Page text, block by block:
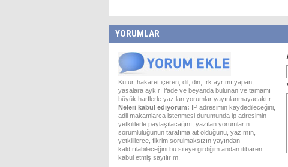
YORUMLAR
Küfür, hakaret içeren; dil, din, ırk ayrımı yapan;
yasalara aykırı ifade ve beyanda bulunan ve tamamı
büyük harflerle yazılan yorumlar yayınlanmayacaktır.
Neleri kabul ediyorum: IP adresimin kaydedileceğini,
adli makamlarca istenmesi durumunda ip adresimin
yetkililerle paylaşılacağını, yazılan yorumların
sorumluluğunun tarafıma ait olduğunu, yazımın,
yetkililerce, fikrim sorulmaksızın yayından
kaldırılabileceğini bu siteye girdiğim andan itibaren
kabul etmiş sayılırım.